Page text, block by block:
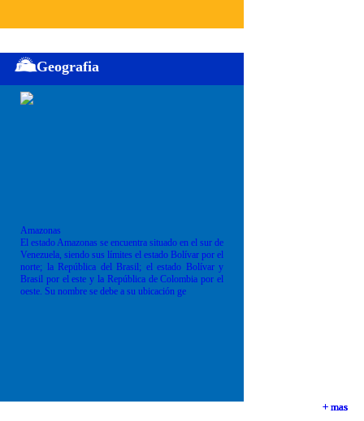
+ mas
+ mas
+ mas
Geografia
Amazonas
El estado Amazonas se encuentra situado en el sur de
Venezuela, siendo sus límites el estado Bolívar por el
norte; la República del Brasil; el estado Bolívar y
Brasil por el este y la República de Colombia por el
oeste. Su nombre se debe a su ubicación ge
+ mas